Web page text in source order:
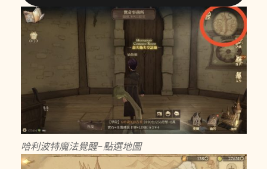
哈利波特魔法覺醒-點選地圖